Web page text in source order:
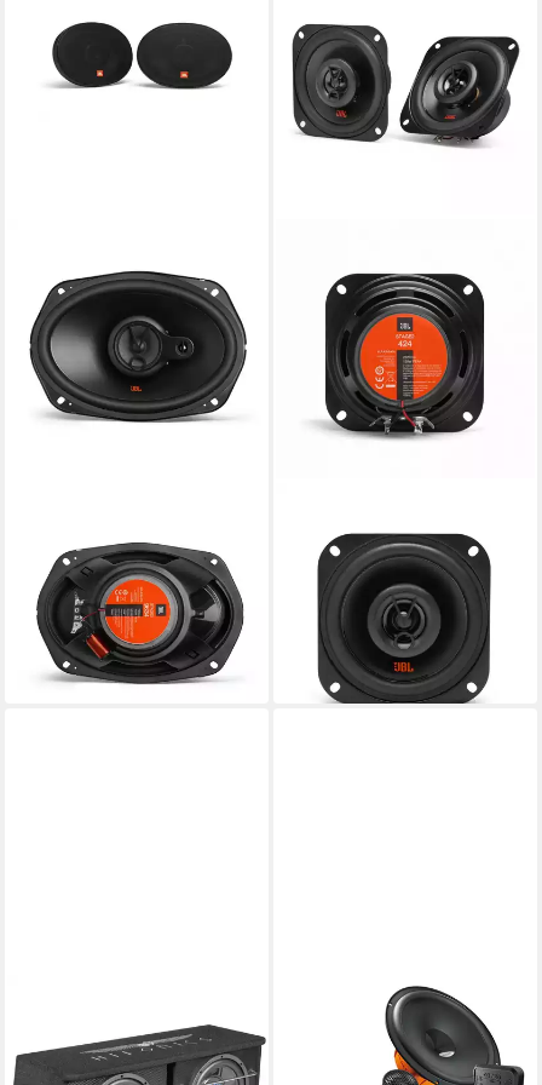
Lautsprecher
70 W Gesamtleistung
2,81 kg
Gewicht
63,14 € UVP84,50 €
-25%
in 2-3 Werktagen bei dir
JBL Stage2 424 Auto-
Lautsprecher
Gesamtleistung
0,82 kg
Gewicht
UVP37,50 €
-20%
in 2-3 Werktagen bei dir